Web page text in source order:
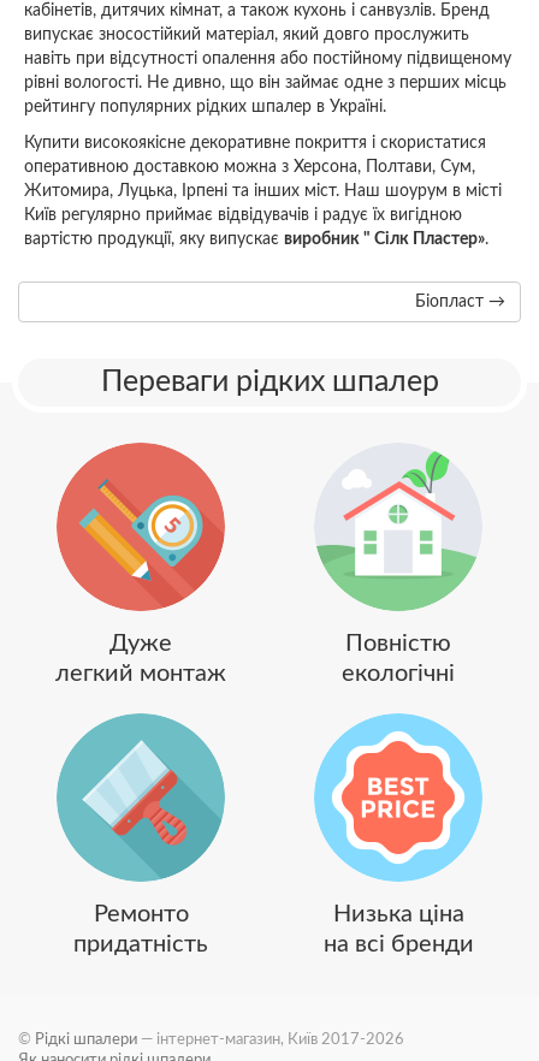
кабінетів, дитячих кімнат, а також кухонь і санвузлів. Бренд
випускає зносостійкий матеріал, який довго прослужить
навіть при відсутності опалення або постійному підвищеному
рівні вологості. Не дивно, що він займає одне з перших місць
рейтингу популярних рідких шпалер в Україні.
Купити високоякісне декоративне покриття і скористатися
оперативною доставкою можна з Херсона, Полтави, Сум,
Житомира, Луцька, Ірпені та інших міст. Наш шоурум в місті
Київ регулярно приймає відвідувачів і радує їх вигідною
вартістю продукції, яку випускає виробник " Сілк Пластер».
Біопласт →
Переваги рідких шпалер
Дуже
легкий монтаж
Повністю
екологічні
Ремонто
придатність
Низька ціна
на всі бренди
© Рідкі шпалери — інтернет-магазин, Київ 2017-2026